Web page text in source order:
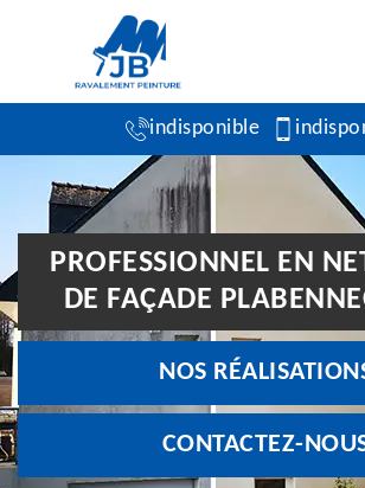
indisponible
PROFESSIONNEL EN
DE FAÇADE
NOS
CONTACTEZ-